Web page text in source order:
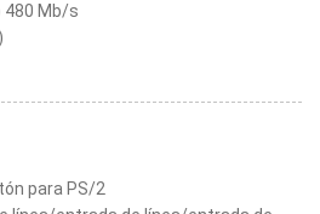
480 Mb/s
para PS/2